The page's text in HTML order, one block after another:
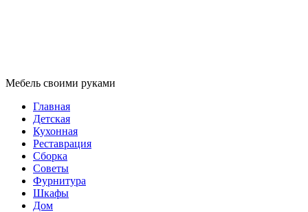
Мебель своими руками
Главная
Детская
Кухонная
Реставрация
Сборка
Советы
Фурнитура
Шкафы
Дом